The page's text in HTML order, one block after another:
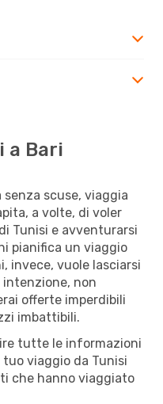
a Bari
senza scuse, viaggia
a volte, di voler
Tunisi e avventurarsi
pianifica un viaggio
invece, vuole lasciarsi
intenzione, non
offerte imperdibili
imbattibili.
tutte le informazioni
viaggio da Tunisi
che hanno viaggiato